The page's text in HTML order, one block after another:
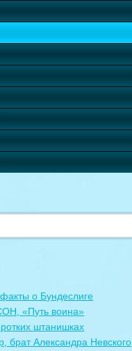
о Бундеслиге
«Путь воина»
штанишках
брат Александра Невского